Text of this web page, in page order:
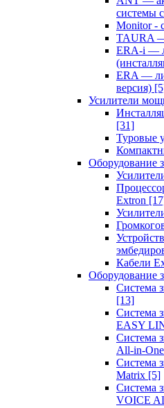
системы
Monitor -
TAURA
ERA-i —
ERA —
версия)
Усилители
[31]
Туровые
Оборудование
Extron
Кабели
Оборудование
Система
[13]
Система
EASY
Система
All-in-One
Система
Matrix [5]
Система
VOICE